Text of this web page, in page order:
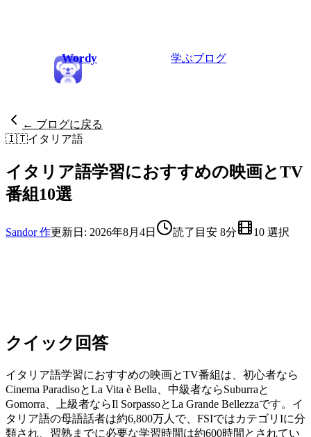
Wordy 学ぶブログ
← ブログに戻る
🇮🇹イタリア語
イタリア語学習におすすめの映画とTV
番組10選
Sandor 作更新日: 2026年8月4日 読了目安 8分 10 選択
クイック回答
イタリア語学習におすすめの映画とTV番組は、初心者なら
Cinema ParadisoとLa Vita è Bella、中級者ならSuburraと
Gomorra、上級者ならIl SorpassoとLa Grande Bellezzaです。イ
タリア語の母語話者は約6,800万人で、FSIではカテゴリIに分
類され、習熟までに必要な学習時間は約600時間とされてい